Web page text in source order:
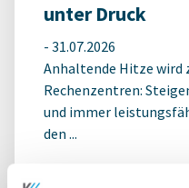
unter Druck
- 31.07.2026
Anhaltende Hitze wird
Rechenzentren:
und immer
den ...